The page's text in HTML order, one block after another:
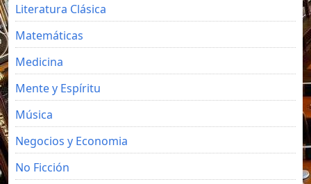
Literatura Clásica
Matemáticas
Medicina
Mente y Espíritu
Música
Negocios y Economia
No Ficción